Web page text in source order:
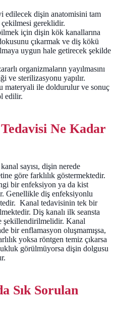
edilecek dişin anatomisini tam
gereklidir.
için dişin kök kanallarına
çıkarmak ve diş kökü
uygun hale getirecek şekilde
organizmaların yayılmasını
ve sterilizasyonu yapılır.
materyali ile doldurulur ve sonuç
edilir.
Ne Kadar
sayısı, dişin nerede
göre farklılık göstermektedir.
bir enfeksiyon ya da kist
Genellikle diş enfeksiyonlu
Kanal tedavisinin tek bir
Diş kanalı ilk seansta
şekillendirilmelidir. Kanal
bir enflamasyon oluşmamışsa,
yoksa röntgen temiz çıkarsa
görülmüyorsa dişin dolgusu
Sık Sorulan